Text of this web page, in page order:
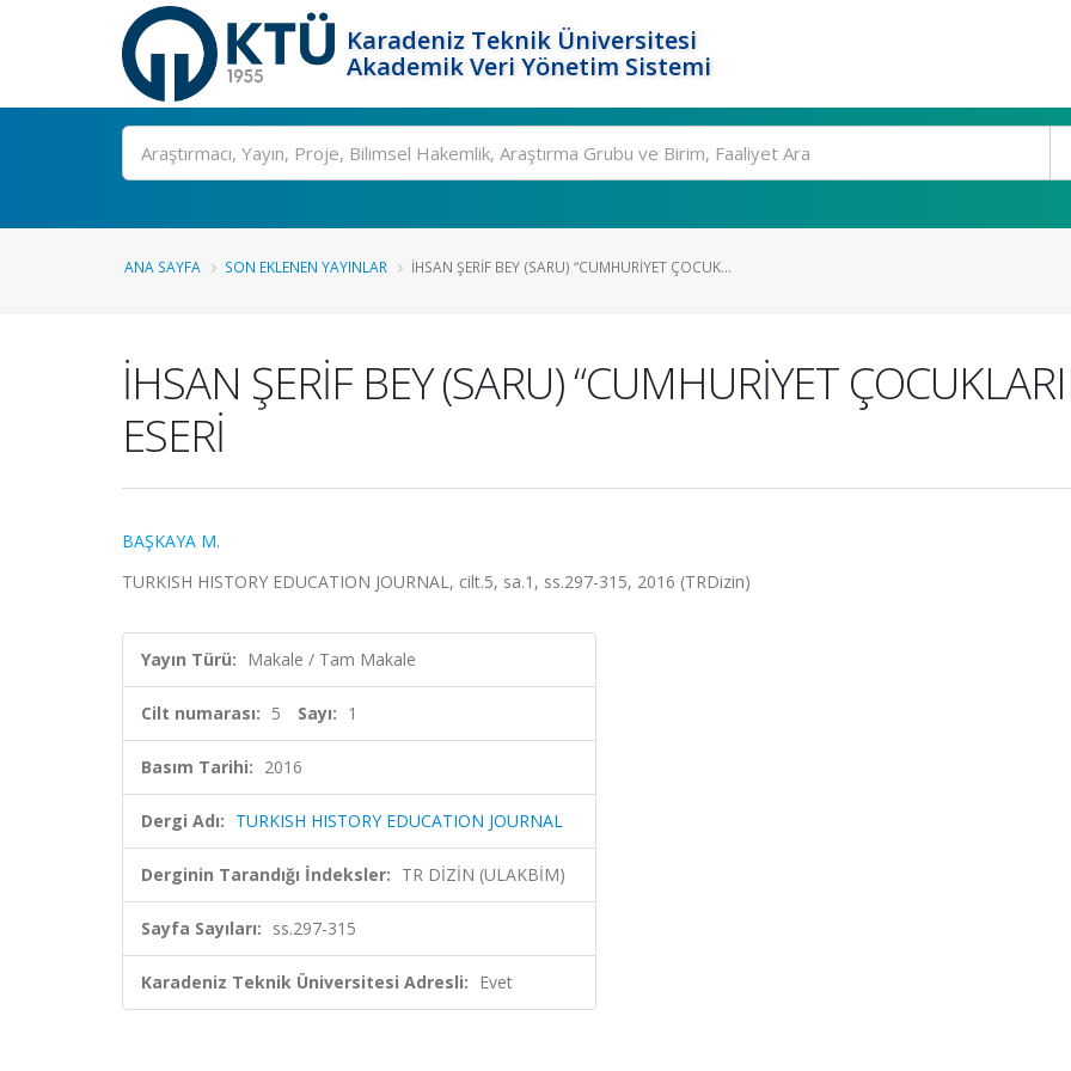
Karadeniz Teknik Üniversitesi
Akademik Veri Yönetim Sistemi
Ara
ANA SAYFA SON EKLENEN YAYINLAR İHSAN ŞERİF BEY (SARU) “CUMHURİYET ÇOCUK...
İHSAN ŞERİF BEY (SARU) “CUMHURİYET
ESERİ
BAŞKAYA M.
TURKISH HISTORY EDUCATION JOURNAL, cilt.5, sa.1, ss.297-315, 2016 (TRDizin)
Yayın Türü: Makale / Tam Makale
Cilt numarası: 5 Sayı: 1
Basım Tarihi: 2016
Dergi Adı: TURKISH HISTORY EDUCATION JOURNAL
Derginin Tarandığı İndeksler: TR DİZİN (ULAKBİM)
Sayfa Sayıları: ss.297-315
Karadeniz Teknik Üniversitesi Adresli: Evet